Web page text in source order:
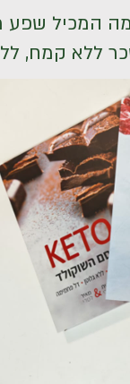
המכיל שפע
קמח, ללא